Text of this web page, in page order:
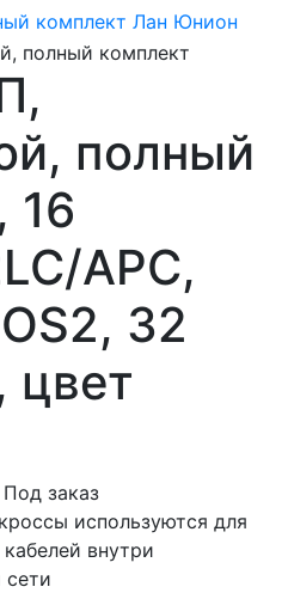
комплект Лан Юнион
полный
16
APC,
32
цвет
Под заказ
используются для
внутри